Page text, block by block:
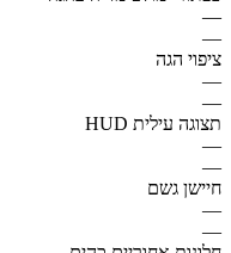
—
—
ציפוי הגה
—
—
תצוגה עילית HUD
—
—
חיישן גשם
—
—